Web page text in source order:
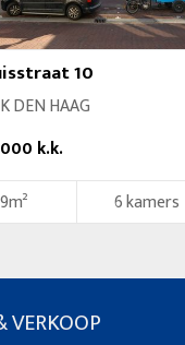
10
DEN HAAG
k.k.
6 kamers
VERKOOP